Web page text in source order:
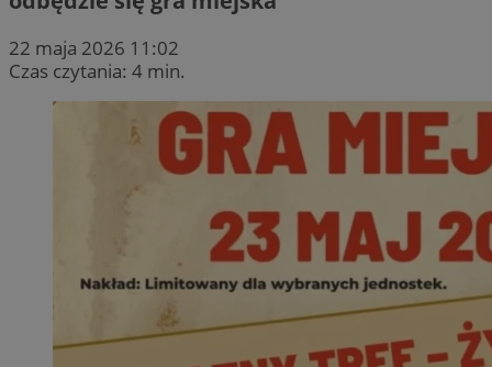
22 maja 2026 11:02
Czas czytania: 4 min.